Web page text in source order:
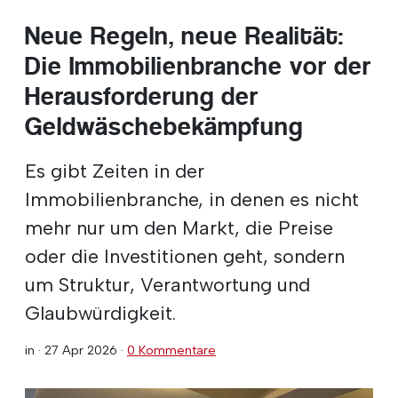
Neue Regeln, neue Realität:
Die Immobilienbranche vor der
Herausforderung der
Geldwäschebekämpfung
Es gibt Zeiten in der
Immobilienbranche, in denen es nicht
mehr nur um den Markt, die Preise
oder die Investitionen geht, sondern
um Struktur, Verantwortung und
Glaubwürdigkeit.
in · 27 Apr 2026 · 0 Kommentare